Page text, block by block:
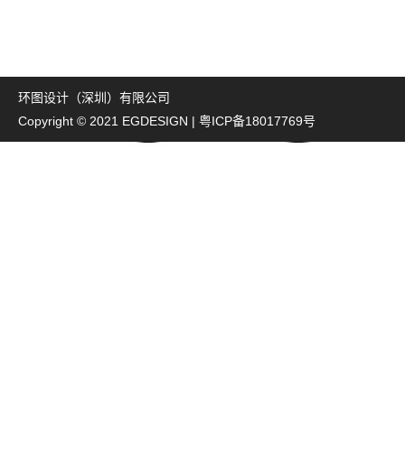
环图设计（深圳）有限公司
Copyright © 2021 EGDESIGN | 粤ICP备18017769号